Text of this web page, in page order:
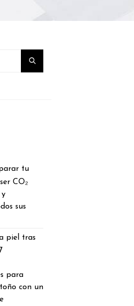
tu
CO₂
y
sus
piel tras
para
con un